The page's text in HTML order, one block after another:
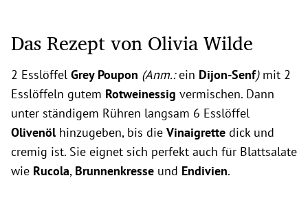
Das Rezept von Olivia Wilde
2 Esslöffel Grey Poupon (Anm.:ein Dijon-Senf)mit 2
Esslöffeln gutem Rotweinessig vermischen. Dann
unter ständigem Rühren langsam 6 Esslöffel
Olivenölhinzugeben, bis die Vinaigrette dick und
cremig ist. Sie eignet sich perfekt auch für Blattsalate
wie Rucola, Brunnenkresse und Endivien.